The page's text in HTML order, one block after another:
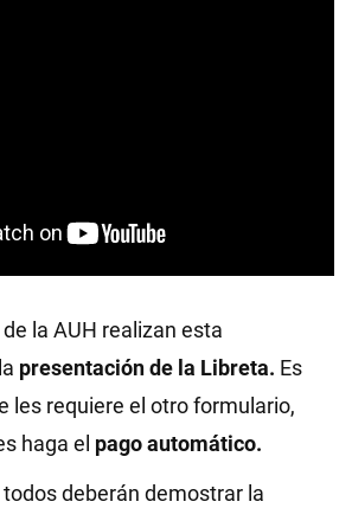
la AUH realizan esta
presentación de la Libreta. Es
les requiere el otro formulario,
haga el pago automático.
deberán demostrar la